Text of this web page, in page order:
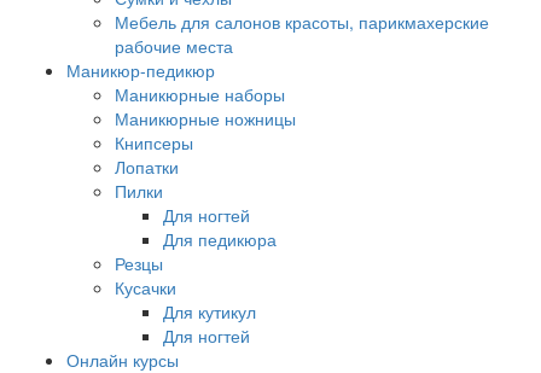
Мебель для салонов красоты, парикмахерские
рабочие места
Маникюр-педикюр
Маникюрные наборы
Маникюрные ножницы
Книпсеры
Лопатки
Пилки
Для ногтей
Для педикюра
Резцы
Кусачки
Для кутикул
Для ногтей
Онлайн курсы